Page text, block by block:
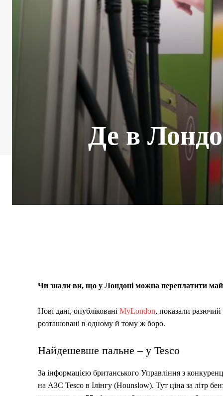
Де в
Чи знали ви, що у Лондоні можна переплатити
Нові дані, опубліковані MyLondon, показали
розташовані в одному й тому ж боро.
Найдешевше пальне – у Tesco
За інформацією британського Управління з
на АЗС Tesco в Ілінгу (Hounslow). Тут ціна за літр